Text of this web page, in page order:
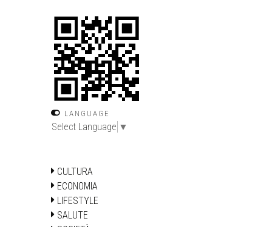
LANGUAGE
Select Language ▼
CULTURA
ECONOMIA
LIFESTYLE
SALUTE